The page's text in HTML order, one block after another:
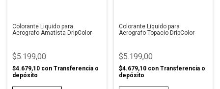
Colorante Liquido para
Aerografo Amatista DripColor
$5.199,00
$4.679,10 con Transferencia o
depósito
Colorante Liquido para
Aerografo Topacio DripColor
$5.199,00
$4.679,10 con Transferencia o
depósito